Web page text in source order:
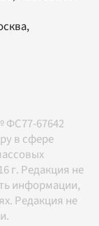
,
ФС77-67642
в сфере
г. Редакция не
информации,
Редакция не